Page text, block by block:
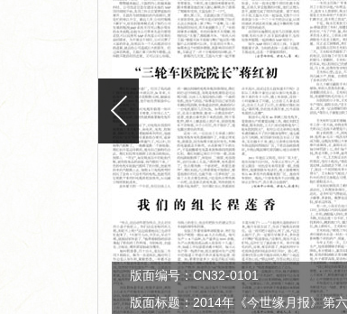
版面编号：CN32-0101
版面标题：2014年《今世缘月报》第